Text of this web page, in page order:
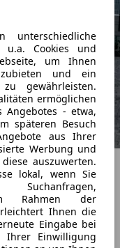
unterschiedliche
u.a. Cookies und
um Ihnen
und ein
gewährleisten.
ermöglichen
Angebotes - etwa,
späteren Besuch
aus Ihrer
Werbung und
auszuwerten.
lokal, wenn Sie
Rahmen der
Ihnen die
Eingabe bei
Ihrer Einwilligung
und gar nicht
erste Teaser zeigt
vier Türen,
Endrohren. Damit
Zweitürer,